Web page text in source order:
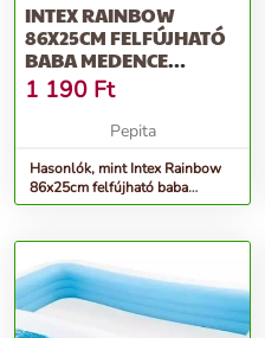
INTEX RAINBOW
86X25CM FELFÚJHATÓ
BABA MEDENCE
(57104NP_)
1 190 Ft
Pepita
Hasonlók, mint Intex Rainbow
86x25cm felfújható baba
Medence (57104NP_)